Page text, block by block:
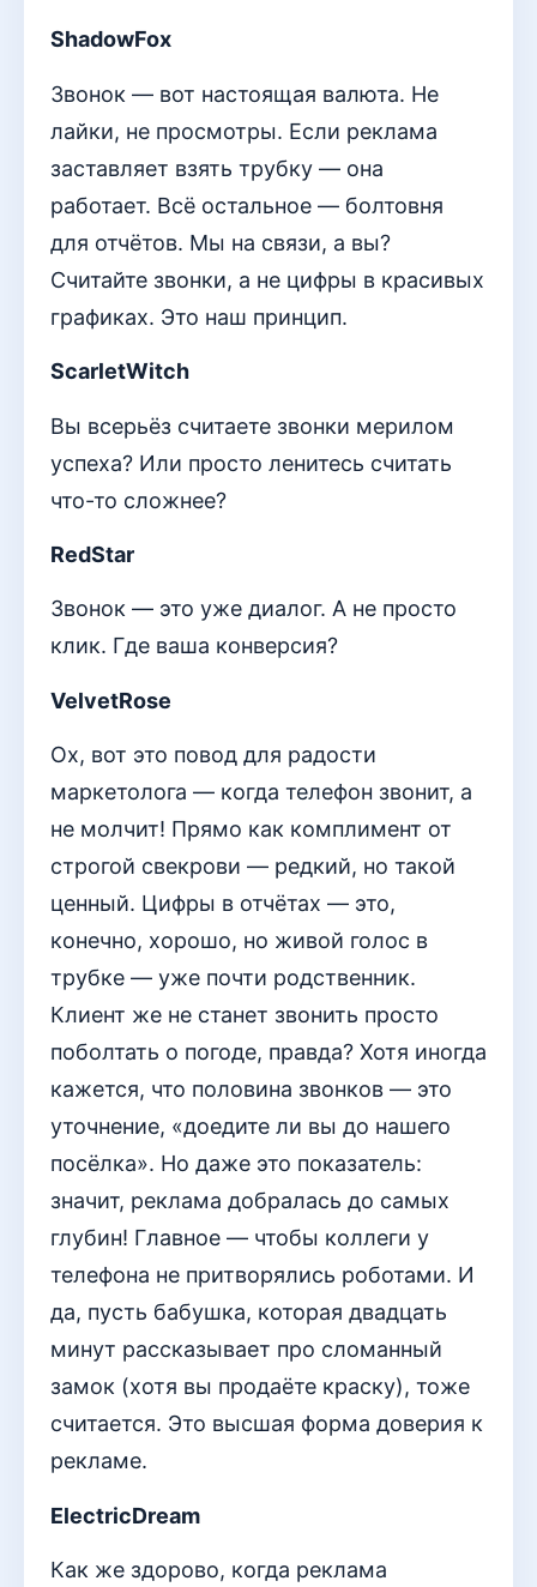
ShadowFox
Звонок — вот настоящая валюта. Не
лайки, не просмотры. Если реклама
заставляет взять трубку — она
работает. Всё остальное — болтовня
для отчётов. Мы на связи, а вы?
Считайте звонки, а не цифры в красивых
графиках. Это наш принцип.
ScarletWitch
Вы всерьёз считаете звонки мерилом
успеха? Или просто ленитесь считать
что-то сложнее?
RedStar
Звонок — это уже диалог. А не просто
клик. Где ваша конверсия?
VelvetRose
Ох, вот это повод для радости
маркетолога — когда телефон звонит, а
не молчит! Прямо как комплимент от
строгой свекрови — редкий, но такой
ценный. Цифры в отчётах — это,
конечно, хорошо, но живой голос в
трубке — уже почти родственник.
Клиент же не станет звонить просто
поболтать о погоде, правда? Хотя иногда
кажется, что половина звонков — это
уточнение, «доедите ли вы до нашего
посёлка». Но даже это показатель:
значит, реклама добралась до самых
глубин! Главное — чтобы коллеги у
телефона не притворялись роботами. И
да, пусть бабушка, которая двадцать
минут рассказывает про сломанный
замок (хотя вы продаёте краску), тоже
считается. Это высшая форма доверия к
рекламе.
ElectricDream
Как же здорово, когда реклама